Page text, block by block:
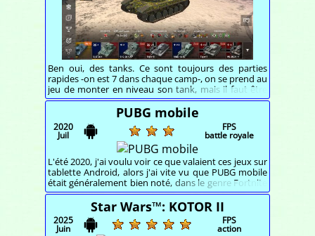
Ben oui, des tanks. Ce sont toujours des parties
rapides -on est 7 dans chaque camp-, on se prend au
jeu de monter en niveau son tank, mais il faut être
patient. Les concepteurs proposent des animations,
parfois amusantes.PUBG mobile
2020
Juil
FPS
battle royale
L'été 2020, j'ai voulu voir ce que valaient ces jeux sur
tablette Android, alors j'ai vite vu que PUBG mobile
était généralement bien noté, dans le genre Fortnite
en ce qui concerne le mode de jeu général, mais plus
Star Wars™: KOTOR II
2025
Juin
FPS
action